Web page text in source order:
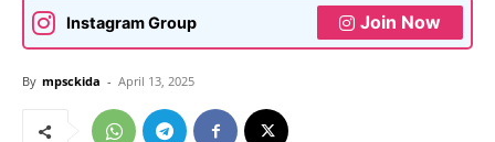
Instagram Group Join Now
By mpsckida - April 13, 2025